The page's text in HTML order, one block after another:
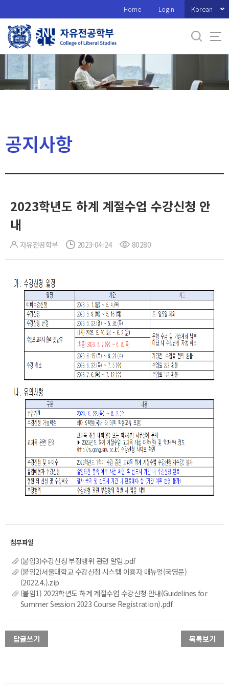
로
메
Home Login Korean
공지사항
2023학년도 하계 계절수업 수강신청 안
내
자유전공학부 2023-04-24 80280
(붙임3)수강신청 부정행위 관련 알림.pdf
(붙임2)서울대학교 수강신청 시스템 이용자 매뉴얼(국영문)
(2022.4.).zip
(붙임1) 2023학년도 하계 계절수업 수강신청 안내(Guidelines for
Summer Session 2023 Course Registration).pdf
답글쓰기 목록보기